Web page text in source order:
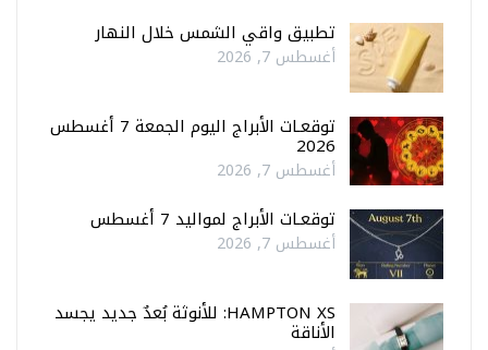
تطبيق واقي الشمس خلال النهار
أغسطس 7, 2026
توقعـات الأبراج اليوم الجمعة 7 أغسطس
2026
أغسطس 7, 2026
توقعـات الأبراج لمواليد 7 أغسطس
أغسطس 7, 2026
HAMPTON XS: للأنوثة بُعدٌ جديد يجسد
الأناقة